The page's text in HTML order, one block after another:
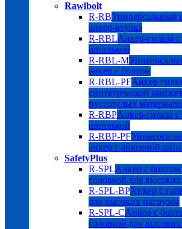
Rawlbolt
R-RBУниверсальный
анкер-втулка
R-RBLАнкер-гильза
шпилькой
R-RBL-M
анкер с болтом
R-RBL-PFАнкер
синтетической
пустотелых
R-RBPАнкер-гильза
шпилькой
R-RBP-PF
анкер с анкерной
SafetyPlus
R-SPLАнкер с
головкой для высоких
R-SPL-BPАнкер с
для высоких нагрузок
R-SPL-CАнкер с
головкой для высоких